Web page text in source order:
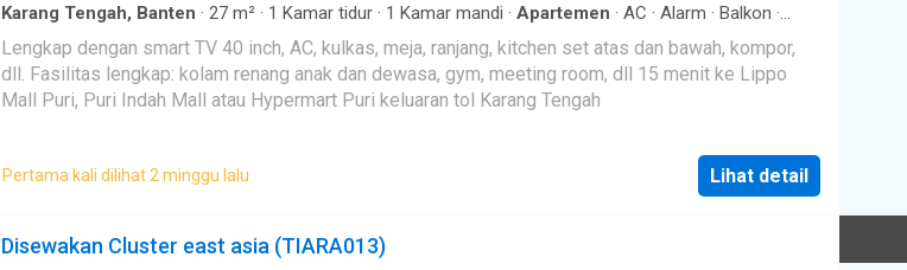
Karang Tengah, Banten · 27 m² · 1 Kamar tidur · 1 Kamar mandi · Apartemen · AC · Alarm · Balkon ·
renang·Telephone·Televisi
Lengkap dengan smart TV 40 inch, AC, kulkas, meja, ranjang, kitchen set atas dan bawah, kompor,
dll. Fasilitas lengkap: kolam renang anak dan dewasa, gym, meeting room, dll 15 menit ke Lippo
Mall Puri, Puri Indah Mall atau Hypermart Puri keluaran tol Karang Tengah
Pertama kali dilihat 2 minggu lalu Lihat detail
Disewakan Cluster east asia (TIARA013)